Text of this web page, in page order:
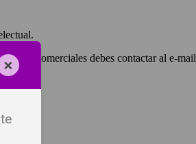
fines comerciales debes contactar al e-mail
×